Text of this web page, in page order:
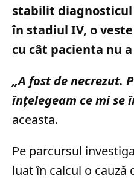
stabilit
în stadiul IV, o
cu cât pacienta nu
„A fost de necrezut.
înțelegeam ce mi se
aceasta.
Pe parcursul
luat în calcul o cauză